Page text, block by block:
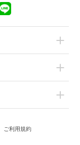
ご利用規約